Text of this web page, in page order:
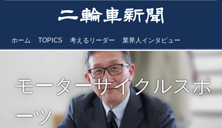
ホーム TOPICS 考えるリーダー 業界人インタビュー
モーターサイクルスポ
ーツ